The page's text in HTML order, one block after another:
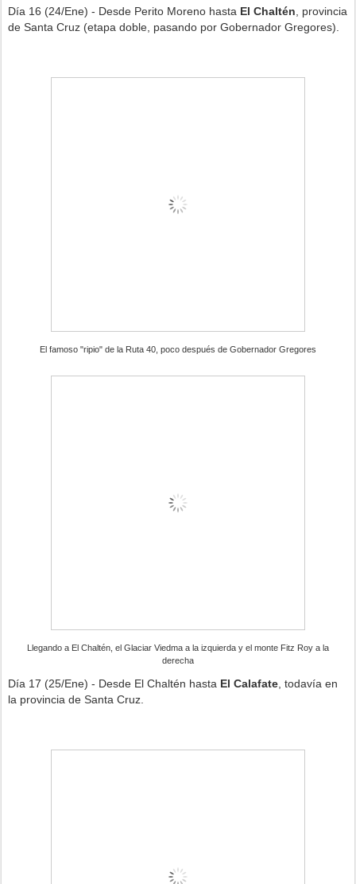
Día 16 (24/Ene) - Desde Perito Moreno hasta El Chaltén , provincia
de Santa Cruz (etapa doble, pasando por Gobernador Gregores).
El famoso "ripio" de la Ruta 40, poco después de Gobernador Gregores
Llegando a El Chaltén, el Glaciar Viedma a la izquierda y el monte Fitz Roy a la
derecha
Día 17 (25/Ene) - Desde El Chaltén hasta El Calafate , todavía en
la provincia de Santa Cruz.